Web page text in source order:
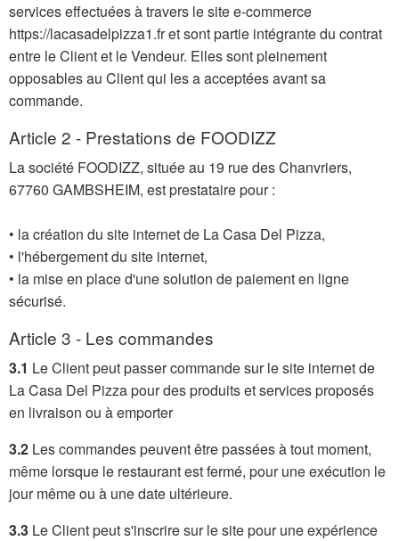
services effectuées à travers le site e-commerce
https://lacasadelpizza1.fr et sont partie intégrante du contrat
entre le Client et le Vendeur. Elles sont pleinement
opposables au Client qui les a acceptées avant sa
commande.
Article 2 - Prestations de FOODIZZ
La société FOODIZZ, située au 19 rue des Chanvriers,
67760 GAMBSHEIM, est prestataire pour :
• la création du site internet de La Casa Del Pizza,
• l'hébergement du site internet,
• la mise en place d'une solution de paiement en ligne
sécurisé.
Article 3 - Les commandes
3.1 Le Client peut passer commande sur le site internet de
La Casa Del Pizza pour des produits et services proposés
en livraison ou à emporter
3.2 Les commandes peuvent être passées à tout moment,
même lorsque le restaurant est fermé, pour une exécution le
jour même ou à une date ultérieure.
3.3 Le Client peut s'inscrire sur le site pour une expérience